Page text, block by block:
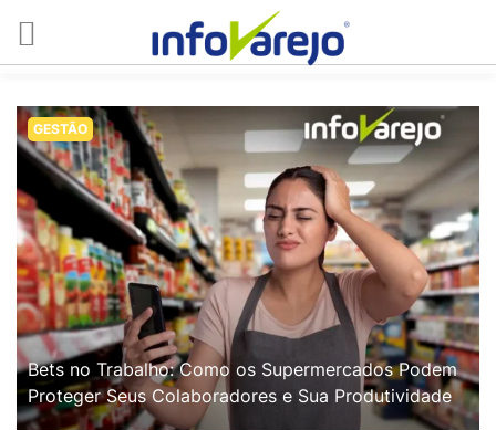
GESTÃO
Bets no Trabalho: Como os Supermercados Podem
Proteger Seus Colaboradores e Sua Produtividade